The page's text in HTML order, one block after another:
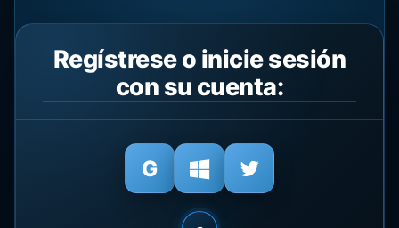
Regístrese o inicie sesión
con su cuenta: